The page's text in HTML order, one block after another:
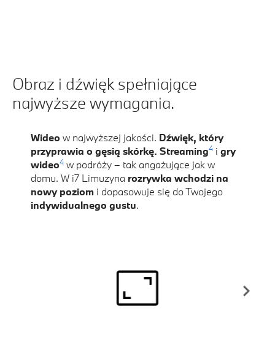
Obraz i dźwięk spełniające
najwyższe wymagania.
Wideo w najwyższej jakości. Dźwięk, który
przyprawia o gęsią skórkę. Streaming4 i gry
wideo4 w podróży – tak angażujące jak w
domu. W i7 Limuzyna rozrywka wchodzi na
nowy poziom i dopasowuje się do Twojego
indywidualnego gustu.